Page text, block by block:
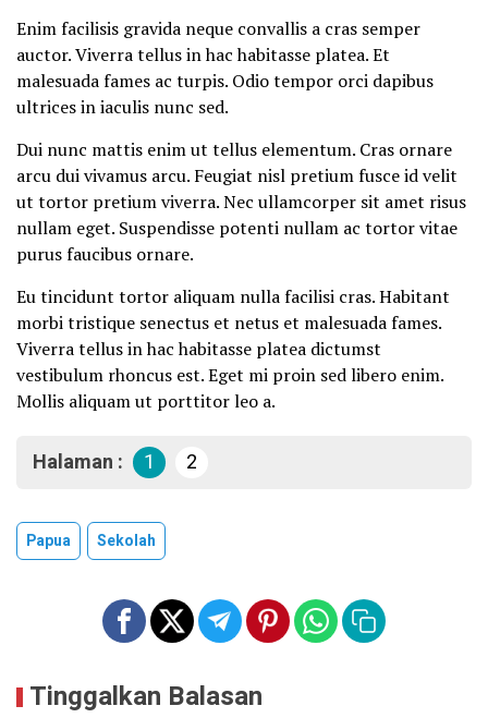
Enim facilisis gravida neque convallis a cras semper
auctor. Viverra tellus in hac habitasse platea. Et
malesuada fames ac turpis. Odio tempor orci dapibus
ultrices in iaculis nunc sed.
Dui nunc mattis enim ut tellus elementum. Cras ornare
arcu dui vivamus arcu. Feugiat nisl pretium fusce id velit
ut tortor pretium viverra. Nec ullamcorper sit amet risus
nullam eget. Suspendisse potenti nullam ac tortor vitae
purus faucibus ornare.
Eu tincidunt tortor aliquam nulla facilisi cras. Habitant
morbi tristique senectus et netus et malesuada fames.
Viverra tellus in hac habitasse platea dictumst
vestibulum rhoncus est. Eget mi proin sed libero enim.
Mollis aliquam ut porttitor leo a.
Halaman : 1 2
Papua Sekolah
Tinggalkan Balasan